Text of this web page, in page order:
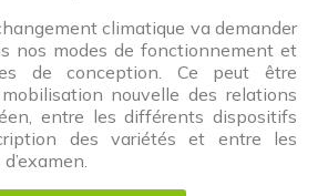
climatique va demander
nos modes de fonctionnement et
de conception. Ce peut être
mobilisation nouvelle des relations
entre les différents dispositifs
des variétés et entre les